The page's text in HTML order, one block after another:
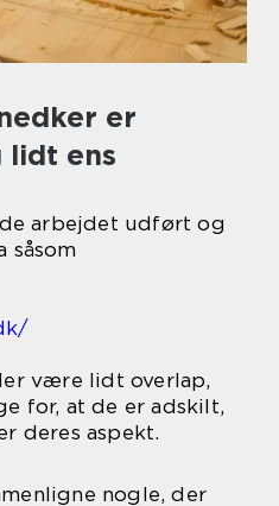
er
lidt ens
arbejdet udført og
såsom
være lidt overlap,
for, at de er adskilt,
deres aspekt.
nogle, der